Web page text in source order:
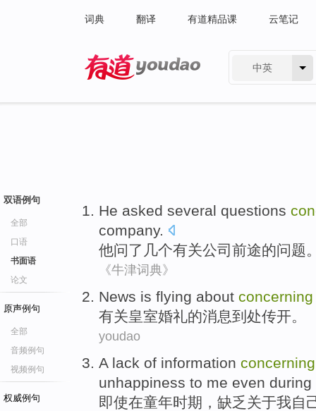
词典 翻译 有道精品课 云笔记
中英
双语例句
全部
口语
书面语
论文
原声例句
全部
音频例句
视频例句
权威例句
He asked several questions
company.
他问了几个有关公司 前途的问题
《牛津词典》
News is flying about concerning
有关皇室婚礼的消息到处传开。
youdao
A lack of information concerning
unhappiness to me even during
即使在童年时期，缺乏 关于我自